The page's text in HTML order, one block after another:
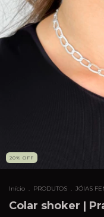
20% OFF
Início . PRODUTOS . JÓIAS
Colar shoker |